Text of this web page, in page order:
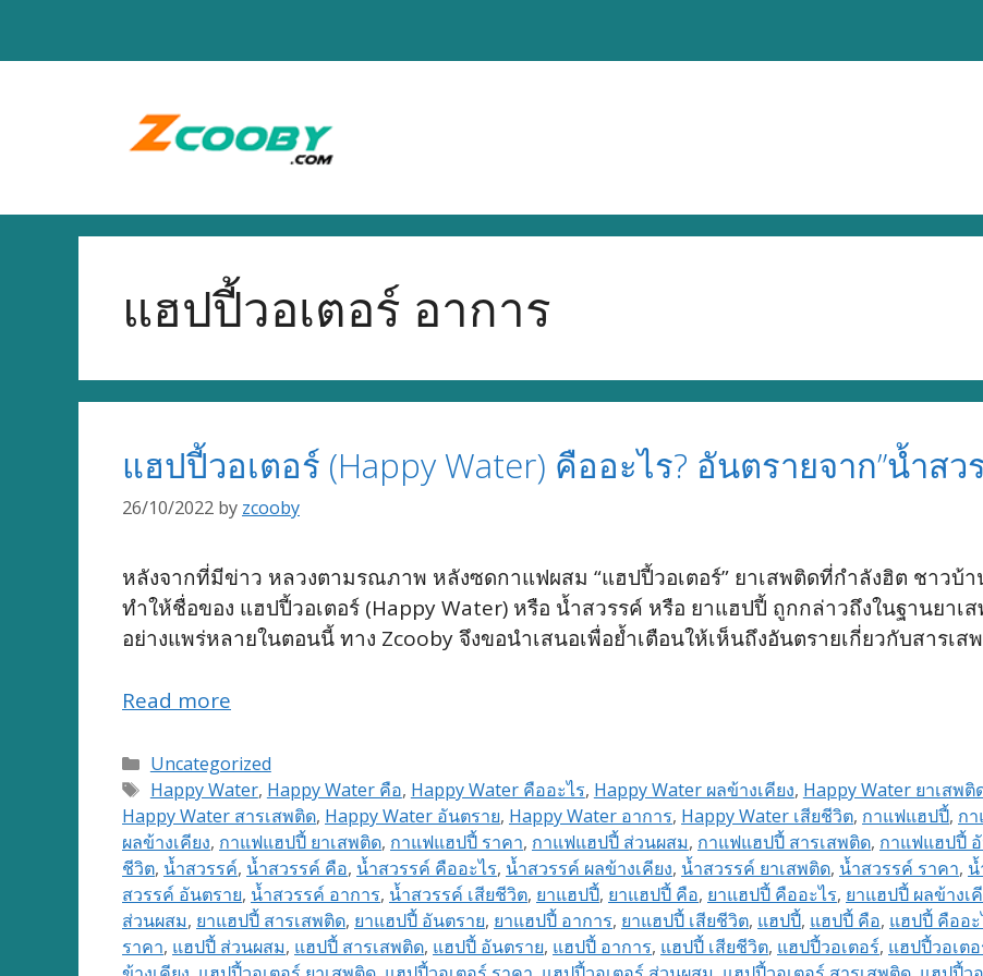
แฮปปี้วอเตอร์ อาการ
แฮปปี้วอเตอร์ (Happy Water) คืออะไร? อันตรายจาก”น้ำสว
26/10/2022 by zcooby
หลังจากที่มีข่าว หลวงตามรณภาพ หลังซดกาแฟผสม “แฮปปี้วอเตอร์” ยาเสพติดที่กำลังฮิต ชาวบ้
ทำให้ชื่อของ แฮปปี้วอเตอร์ (Happy Water) หรือ น้ำสวรรค์ หรือ ยาแฮปปี้ ถูกกล่าวถึงในฐานยา
อย่างแพร่หลายในตอนนี้ ทาง Zcooby จึงขอนำเสนอเพื่อย้ำเตือนให้เห็นถึงอันตรายเกี่ยวกับสารเส
Read more
Categories
Uncategorized
Tags
Happy Water, Happy Water คือ, Happy Water คืออะไร, Happy Water ผลข้างเคียง, Happy Water ยาเสพติ
Happy Water สารเสพติด, Happy Water อันตราย, Happy Water อาการ, Happy Water เสียชีวิต, กาแฟแฮปปี้, ก
ผลข้างเคียง, กาแฟแฮปปี้ ยาเสพติด, กาแฟแฮปปี้ ราคา, กาแฟแฮปปี้ ส่วนผสม, กาแฟแฮปปี้ สารเสพติด, กาแฟแฮปปี้
ชีวิต, น้ำสวรรค์, น้ำสวรรค์ คือ, น้ำสวรรค์ คืออะไร, น้ำสวรรค์ ผลข้างเคียง, น้ำสวรรค์ ยาเสพติด, น้ำสวรรค์ ราคา,
สวรรค์ อันตราย, น้ำสวรรค์ อาการ, น้ำสวรรค์ เสียชีวิต, ยาแฮปปี้, ยาแฮปปี้ คือ, ยาแฮปปี้ คืออะไร, ยาแฮปปี้ ผลข้างเ
ส่วนผสม, ยาแฮปปี้ สารเสพติด, ยาแฮปปี้ อันตราย, ยาแฮปปี้ อาการ, ยาแฮปปี้ เสียชีวิต, แฮปปี้, แฮปปี้ คือ, แฮปปี้ คืออะ
ราคา, แฮปปี้ ส่วนผสม, แฮปปี้ สารเสพติด, แฮปปี้ อันตราย, แฮปปี้ อาการ, แฮปปี้ เสียชีวิต, แฮปปี้วอเตอร์, แฮปปี้วอเต